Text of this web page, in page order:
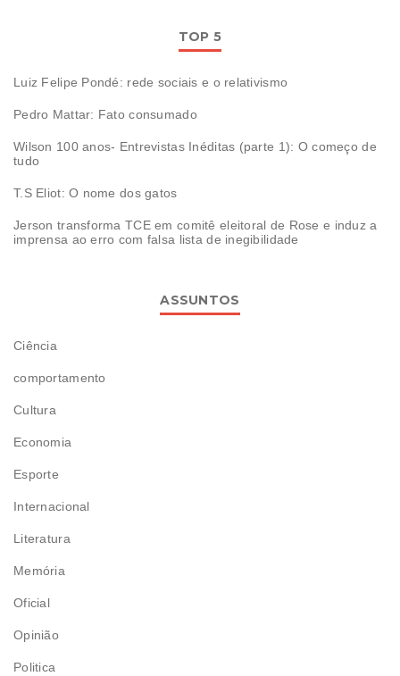
TOP 5
Luiz Felipe Pondé: rede sociais e o relativismo
Pedro Mattar: Fato consumado
Wilson 100 anos- Entrevistas Inéditas (parte 1): O começo de
tudo
T.S Eliot: O nome dos gatos
Jerson transforma TCE em comitê eleitoral de Rose e induz a
imprensa ao erro com falsa lista de inegibilidade
ASSUNTOS
Ciência
comportamento
Cultura
Economia
Esporte
Internacional
Literatura
Memória
Oficial
Opinião
Politica